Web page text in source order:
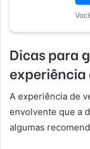
Dicas para
A experiência de
envolvente que a
algumas